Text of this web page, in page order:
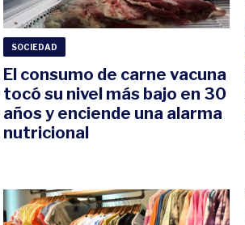
SOCIEDAD
El consumo de carne vacuna
tocó su nivel más bajo en 30
años y enciende una alarma
nutricional